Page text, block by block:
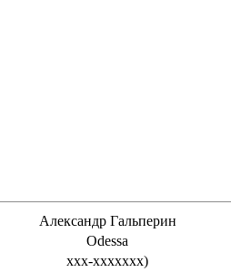
Александр Гальперин
Odessa
xxx-xxxxxxx)